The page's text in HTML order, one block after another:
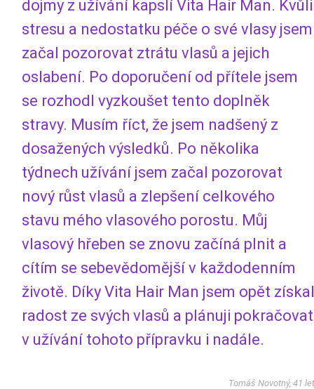
dojmy z užívání kapslí Vita Hair Man. Kvůli
stresu a nedostatku péče o své vlasy jsem
začal pozorovat ztrátu vlasů a jejich
oslabení. Po doporučení od přítele jsem
se rozhodl vyzkoušet tento doplněk
stravy. Musím říct, že jsem nadšený z
dosažených výsledků. Po několika
týdnech užívání jsem začal pozorovat
nový růst vlasů a zlepšení celkového
stavu mého vlasového porostu. Můj
vlasový hřeben se znovu začíná plnit a
cítím se sebevědomější v každodenním
životě. Díky Vita Hair Man jsem opět získal
radost ze svých vlasů a plánuji pokračovat
v užívání tohoto přípravku i nadále.
Tomáš Novotný, 41 let